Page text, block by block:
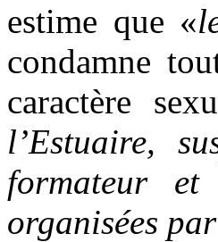
estime que «
condamne
caractère
l’Estuaire,
formateur
organisées